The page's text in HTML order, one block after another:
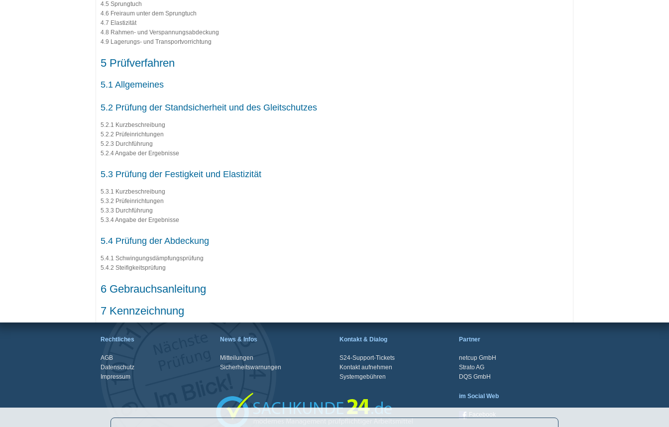
4.5 Sprungtuch
4.6 Freiraum unter dem Sprungtuch
4.7 Elastizität
4.8 Rahmen- und Verspannungsabdeckung
4.9 Lagerungs- und Transportvorrichtung
5 Prüfverfahren
5.1 Allgemeines
5.2 Prüfung der Standsicherheit und des Gleitschutzes
5.2.1 Kurzbeschreibung
5.2.2 Prüfeinrichtungen
5.2.3 Durchführung
5.2.4 Angabe der Ergebnisse
5.3 Prüfung der Festigkeit und Elastizität
5.3.1 Kurzbeschreibung
5.3.2 Prüfeinrichtungen
5.3.3 Durchführung
5.3.4 Angabe der Ergebnisse
5.4 Prüfung der Abdeckung
5.4.1 Schwingungsdämpfungsprüfung
5.4.2 Steifigkeitsprüfung
6 Gebrauchsanleitung
7 Kennzeichnung
Rechtliches
AGB
Datenschutz
Impressum
News & Infos
Mitteilungen
Sicherheitswarnungen
Kontakt & Dialog
S24-Support-Tickets
Kontakt aufnehmen
Systemgebühren
Partner
netcup GmbH
Strato AG
DQS GmbH
im Social Web
Facebook